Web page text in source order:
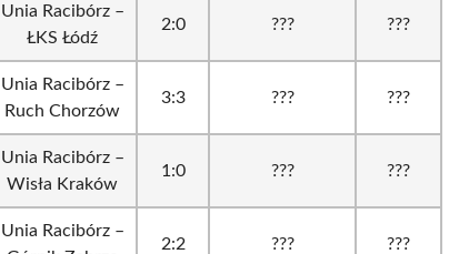
Unia Racibórz –
ŁKS Łódź
2:0 ??? ???
Unia Racibórz –
Ruch Chorzów
3:3 ??? ???
Unia Racibórz –
Wisła Kraków
1:0 ??? ???
Unia Racibórz –
2:2 ??? ???